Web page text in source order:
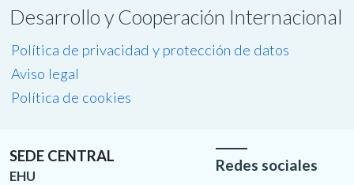
Desarrollo y Cooperación Internacional
Política de privacidad y protección de datos
Aviso legal
Política de cookies
SEDE CENTRAL
EHU
Redes sociales